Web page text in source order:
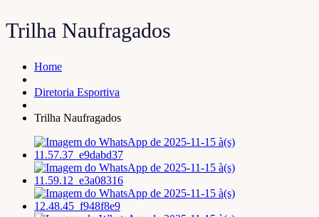
Trilha Naufragados
Home
Diretoria Esportiva
Trilha Naufragados